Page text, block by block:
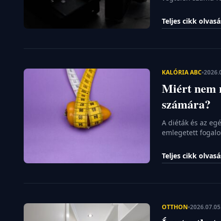
technológiához a
múltidézésről
Teljes cikk
KALÓRIA ABC
Miért nem
számára?
A diéták és az
emlegetett
elégetett energia
Teljes cikk
OTTHON